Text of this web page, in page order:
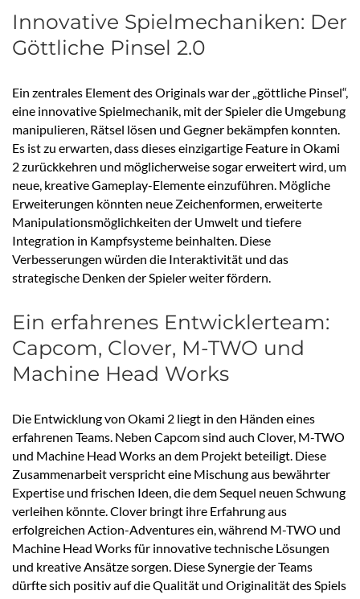
Innovative Spielmechaniken: Der
Göttliche Pinsel 2.0
Ein zentrales Element des Originals war der „göttliche Pinsel“,
eine innovative Spielmechanik, mit der Spieler die Umgebung
manipulieren, Rätsel lösen und Gegner bekämpfen konnten.
Es ist zu erwarten, dass dieses einzigartige Feature in Okami
2 zurückkehren und möglicherweise sogar erweitert wird, um
neue, kreative Gameplay-Elemente einzuführen. Mögliche
Erweiterungen könnten neue Zeichenformen, erweiterte
Manipulationsmöglichkeiten der Umwelt und tiefere
Integration in Kampfsysteme beinhalten. Diese
Verbesserungen würden die Interaktivität und das
strategische Denken der Spieler weiter fördern.
Ein erfahrenes Entwicklerteam:
Capcom, Clover, M-TWO und
Machine Head Works
Die Entwicklung von Okami 2 liegt in den Händen eines
erfahrenen Teams. Neben Capcom sind auch Clover, M-TWO
und Machine Head Works an dem Projekt beteiligt. Diese
Zusammenarbeit verspricht eine Mischung aus bewährter
Expertise und frischen Ideen, die dem Sequel neuen Schwung
verleihen könnte. Clover bringt ihre Erfahrung aus
erfolgreichen Action-Adventures ein, während M-TWO und
Machine Head Works für innovative technische Lösungen
und kreative Ansätze sorgen. Diese Synergie der Teams
dürfte sich positiv auf die Qualität und Originalität des Spiels